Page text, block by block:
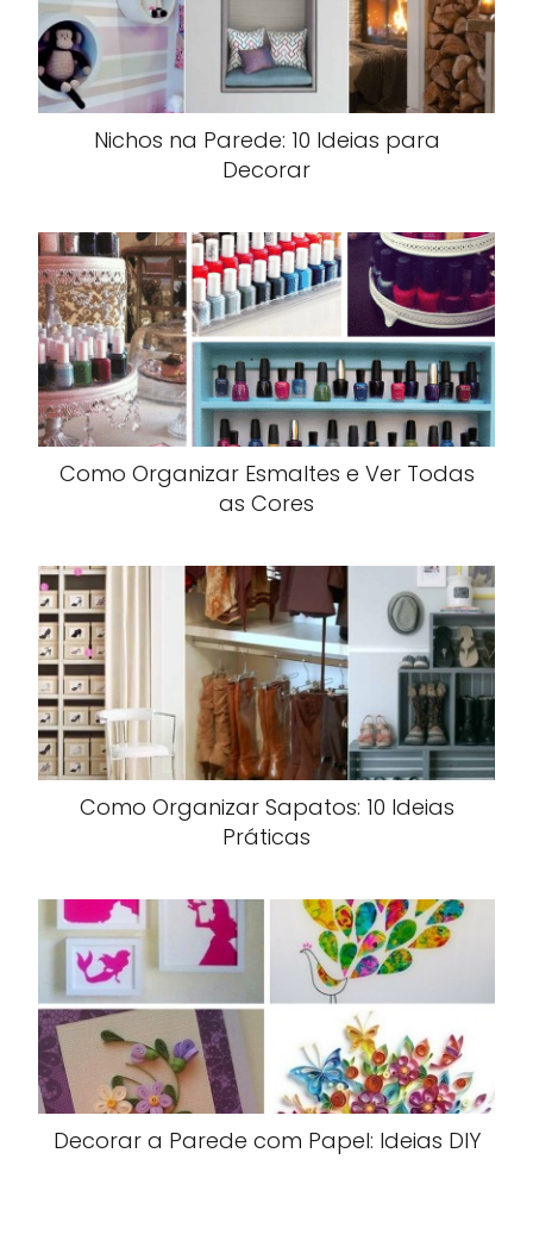
Nichos na Parede: 10 Ideias para
Decorar
Como Organizar Esmaltes e Ver Todas
as Cores
Como Organizar Sapatos: 10 Ideias
Práticas
Decorar a Parede com Papel: Ideias DIY